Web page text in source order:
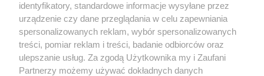
Polecany artykuł:
Odwrócona osmoza. Jak działają filtry odwróconej
osmozy?
identyfikatory, standardowe informacje wysyłane przez
urządzenie czy dane przeglądania w celu zapewniania
spersonalizowanych reklam, wybór spersonalizowanych
treści, pomiar reklam i treści, badanie odbiorców oraz
ulepszanie usług. Za zgodą Użytkownika my i Zaufani
Partnerzy możemy używać dokładnych danych